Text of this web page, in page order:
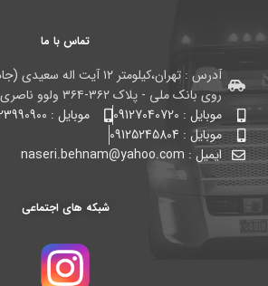
تماس با ما
آدرس : تهران،کیلومتر ۱۲ آیت
روی بانک ملی - پلاک ۳۶۲-۳۶۴ ولوو ناصری
موبایل : 09127040720
موبایل : 09123990900
موبایل : 09125245804
ایمیل : naseri.behnam@yahoo.com
شبکه های اجتماعی